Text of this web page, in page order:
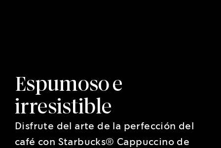
Espumoso e
irresistible
Disfrute del arte de la perfección del
café con Starbucks® Cappuccino de